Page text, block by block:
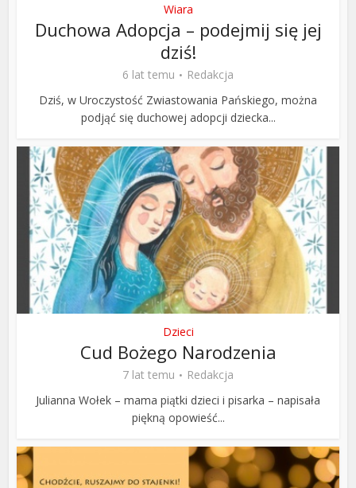
Wiara
Duchowa Adopcja – podejmij się jej
dziś!
6 lat temu
Redakcja
Dziś, w Uroczystość Zwiastowania Pańskiego, można
podjąć się duchowej adopcji dziecka...
Dzieci
Cud Bożego Narodzenia
7 lat temu
Redakcja
Julianna Wołek – mama piątki dzieci i pisarka – napisała
piękną opowieść...